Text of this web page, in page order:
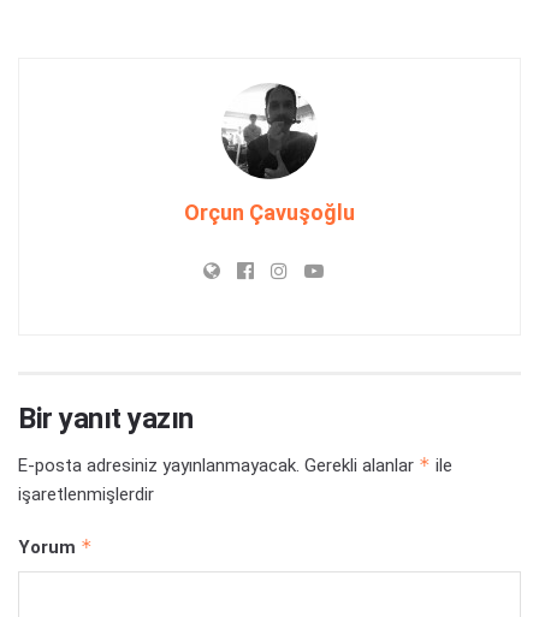
Orçun Çavuşoğlu
Bir yanıt yazın
E-posta adresiniz yayınlanmayacak. Gerekli alanlar * ile
işaretlenmişlerdir
Yorum *